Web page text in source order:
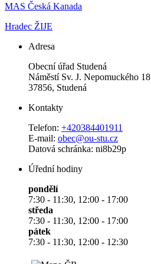
MAS Česká Kanada
Hradec ŽIJE
Adresa
Obecní úřad Studená
Náměstí Sv. J. Nepomuckého 18
37856, Studená
Kontakty
Telefon: +420384401911
E-mail: obec@ou-stu.cz
Datová schránka: ni8b29p
Úřední hodiny
pondělí
7:30 - 11:30, 12:00 - 17:00
středa
7:30 - 11:30, 12:00 - 17:00
pátek
7:30 - 11:30, 12:00 - 12:30